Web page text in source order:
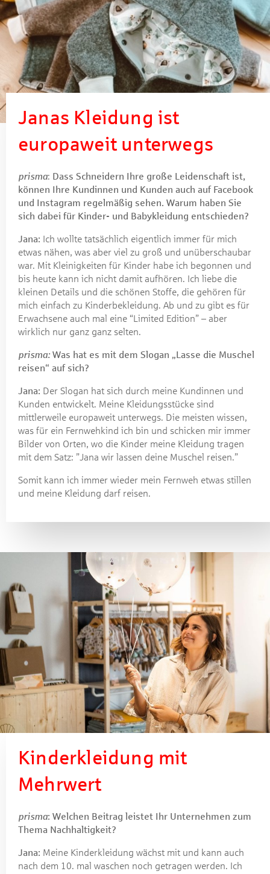
Janas Kleidung ist
europaweit unterwegs
prisma: Dass Schneidern Ihre große Leidenschaft ist,
können Ihre Kundinnen und Kunden auch auf Facebook
und Instagram regelmäßig sehen. Warum haben Sie
sich dabei für Kinder- und Babykleidung entschieden?
Jana: Ich wollte tatsächlich eigentlich immer für mich
etwas nähen, was aber viel zu groß und unüberschaubar
war. Mit Kleinigkeiten für Kinder habe ich begonnen und
bis heute kann ich nicht damit aufhören. Ich liebe die
kleinen Details und die schönen Stoffe, die gehören für
mich einfach zu Kinderbekleidung. Ab und zu gibt es für
Erwachsene auch mal eine “Limited Edition” – aber
wirklich nur ganz ganz selten.
prisma: Was hat es mit dem Slogan „Lasse die Muschel
reisen“ auf sich?
Jana: Der Slogan hat sich durch meine Kundinnen und
Kunden entwickelt. Meine Kleidungsstücke sind
mittlerweile europaweit unterwegs. Die meisten wissen,
was für ein Fernwehkind ich bin und schicken mir immer
Bilder von Orten, wo die Kinder meine Kleidung tragen
mit dem Satz: ”Jana wir lassen deine Muschel reisen.”
Somit kann ich immer wieder mein Fernweh etwas stillen
und meine Kleidung darf reisen.
Kinderkleidung mit
Mehrwert
prisma: Welchen Beitrag leistet Ihr Unternehmen zum
Thema Nachhaltigkeit?
Jana: Meine Kinderkleidung wächst mit und kann auch
nach dem 10. mal waschen noch getragen werden. Ich